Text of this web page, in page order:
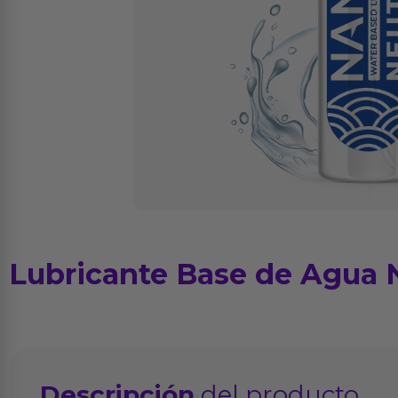
Lubricante Base de Agua